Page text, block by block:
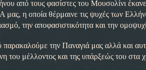
από τους φασίστες του Μουσολίνι
η οποία θέρμαινε τις ψυχές των
την αποφασιστικότητα και την
παρακαλούμε την Παναγιά μας αλλά και
μέλλοντος και της υπάρξεώς του στα